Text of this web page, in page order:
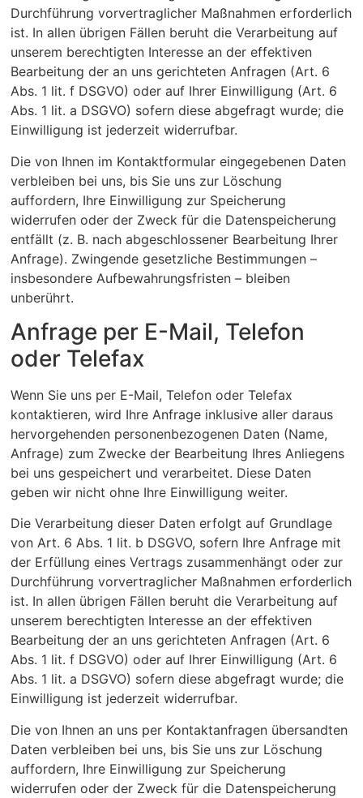
Durchführung vorvertraglicher Maßnahmen erforderlich
ist. In allen übrigen Fällen beruht die Verarbeitung auf
unserem berechtigten Interesse an der effektiven
Bearbeitung der an uns gerichteten Anfragen (Art. 6
Abs. 1 lit. f DSGVO) oder auf Ihrer Einwilligung (Art. 6
Abs. 1 lit. a DSGVO) sofern diese abgefragt wurde; die
Einwilligung ist jederzeit widerrufbar.
Die von Ihnen im Kontaktformular eingegebenen Daten
verbleiben bei uns, bis Sie uns zur Löschung
auffordern, Ihre Einwilligung zur Speicherung
widerrufen oder der Zweck für die Datenspeicherung
entfällt (z. B. nach abgeschlossener Bearbeitung Ihrer
Anfrage). Zwingende gesetzliche Bestimmungen –
insbesondere Aufbewahrungsfristen – bleiben
unberührt.
Anfrage per E-Mail, Telefon
oder Telefax
Wenn Sie uns per E-Mail, Telefon oder Telefax
kontaktieren, wird Ihre Anfrage inklusive aller daraus
hervorgehenden personenbezogenen Daten (Name,
Anfrage) zum Zwecke der Bearbeitung Ihres Anliegens
bei uns gespeichert und verarbeitet. Diese Daten
geben wir nicht ohne Ihre Einwilligung weiter.
Die Verarbeitung dieser Daten erfolgt auf Grundlage
von Art. 6 Abs. 1 lit. b DSGVO, sofern Ihre Anfrage mit
der Erfüllung eines Vertrags zusammenhängt oder zur
Durchführung vorvertraglicher Maßnahmen erforderlich
ist. In allen übrigen Fällen beruht die Verarbeitung auf
unserem berechtigten Interesse an der effektiven
Bearbeitung der an uns gerichteten Anfragen (Art. 6
Abs. 1 lit. f DSGVO) oder auf Ihrer Einwilligung (Art. 6
Abs. 1 lit. a DSGVO) sofern diese abgefragt wurde; die
Einwilligung ist jederzeit widerrufbar.
Die von Ihnen an uns per Kontaktanfragen übersandten
Daten verbleiben bei uns, bis Sie uns zur Löschung
auffordern, Ihre Einwilligung zur Speicherung
widerrufen oder der Zweck für die Datenspeicherung